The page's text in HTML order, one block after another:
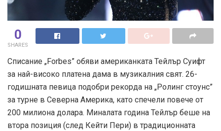
0
SHARES
Списание „Forbes” обяви американката Тейлър Суифт
за най-високо платена дама в музикалния свят. 26-
годишната певица подобри рекорда на „Ролинг стоунс”
за турне в Северна Америка, като спечели повече от
200 милиона долара. Миналата година Тейлър беше на
втора позиция (след Кейти Пери) в традиционната